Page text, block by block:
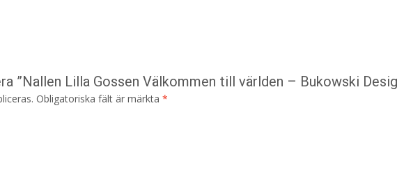
”Nallen Lilla Gossen Välkommen till världen – Bukowski
Obligatoriska fält är märkta *